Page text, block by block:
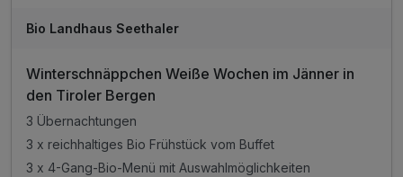
Bio Landhaus Seethaler
Winterschnäppchen Weiße Wochen im Jänner in
den Tiroler Bergen
3 Übernachtungen
3 x reichhaltiges Bio Frühstück vom Buffet
3 x 4-Gang-Bio-Menü mit Auswahlmöglichkeiten